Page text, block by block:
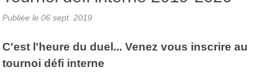
Publiée le 06 sept. 2019
C'est l'heure du duel... Venez vous inscrire au
tournoi défi interne